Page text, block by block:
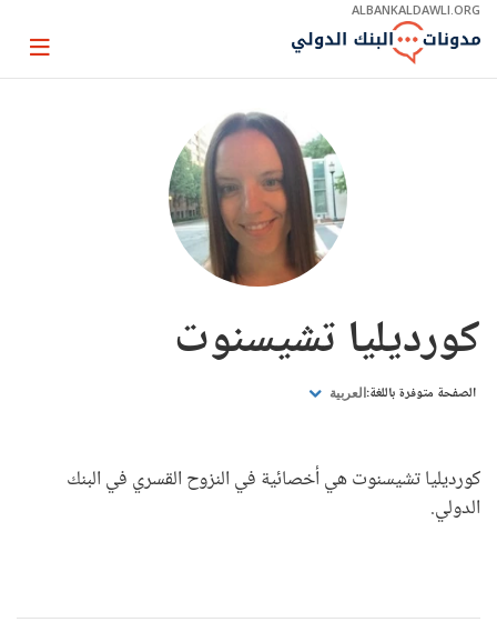
Skip
Main
ALBANKALDAWLI.ORG
Page
كورديليا تشيسنوت
الصفحة متوفرة باللغة: العربية
كورديليا تشيسنوت هي أخصائية في النزوح القسري في البنك
الدولي.